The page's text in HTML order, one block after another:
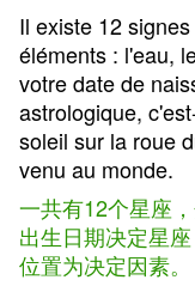
Il existe 12
éléments : l'eau,
votre date de
astrologique,
soleil sur la roue
venu au monde.
一共有12个星座
出生日期决定星
位置为决定因素。